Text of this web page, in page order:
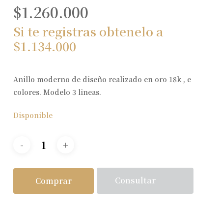
$1.260.000
Si te registras obtenelo a
$1.134.000
Anillo moderno de diseño realizado en oro 18k , e
colores. Modelo 3 lineas.
Disponible
Comprar Consultar